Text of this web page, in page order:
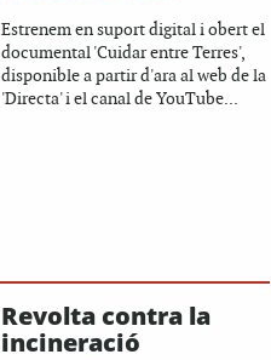
Estrenem en suport digital i obert el
documental 'Cuidar entre Terres',
disponible a partir d'ara al web de la
'Directa' i el canal de YouTube...
Revolta contra la
incineració